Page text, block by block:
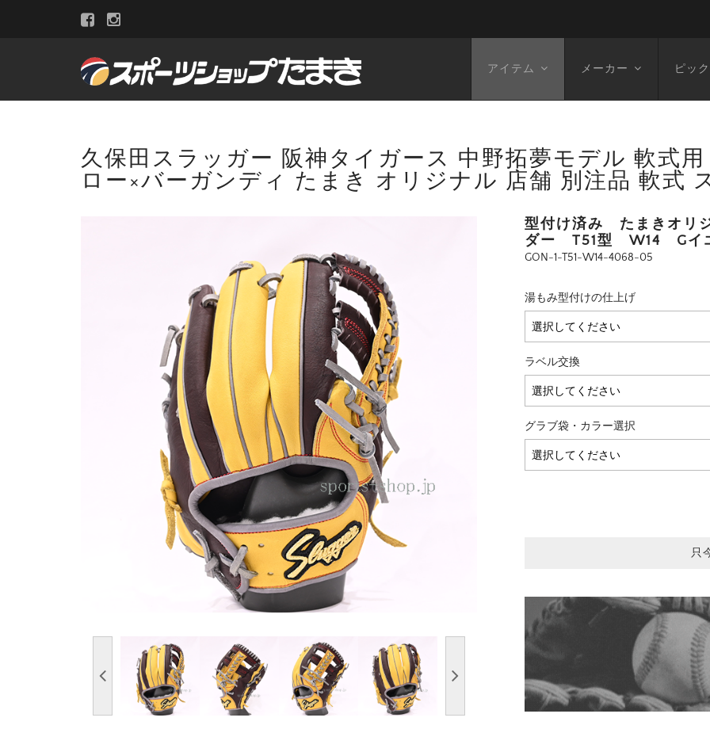
アイテム メーカー ピッ
久保田スラッガー 阪神タイガース 中野拓夢モデル 軟式用
ロー×バーガンディ たまき オリジナル 店舗 別注品 軟式
型付け済み たまきオリ
ダー T51型 W14 Gイ
GON-1-T51-W14-4068-05
湯もみ型付けの仕上げ
ラベル交換
グラブ袋・カラー選択
只